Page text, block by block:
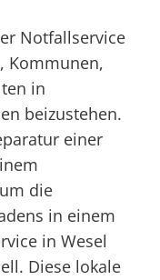
Notfallservice
Kommunen,
in
beizustehen.
einer
die
in einem
in Wesel
Diese lokale